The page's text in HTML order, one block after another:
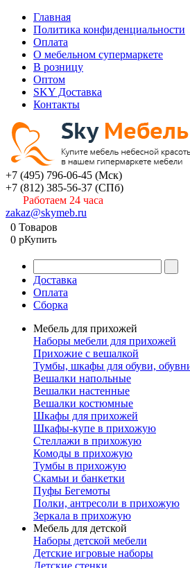
Главная
Политика конфиденциальности
Оплата
О мебельном супермаркете
В розницу
Оптом
SKY Доставка
Контакты
+7 (495) 796-06-45 (Мск)
+7 (812) 385-56-37 (СПб)
Работаем 24 часа
zakaz@skymeb.ru
0 Товаров
0 pКупить
Доставка
Оплата
Сборка
Мебель для прихожей
Наборы мебели для прихожей
Прихожие с вешалкой
Тумбы, шкафы для обуви,
Вешалки напольные
Вешалки настенные
Вешалки костюмные
Шкафы для прихожей
Шкафы-купе в прихожую
Стеллажи в прихожую
Комоды в прихожую
Тумбы в прихожую
Скамьи и банкетки
Пуфы Бегемоты
Полки, антресоли в прихожую
Зеркала в прихожую
Мебель для детской
Наборы детской мебели
Детские игровые наборы
Детские стенки